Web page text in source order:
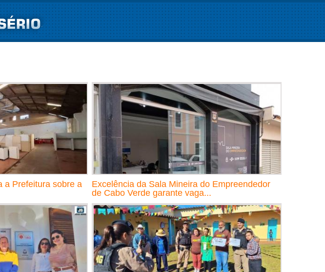
a Prefeitura sobre a
Excelência da Sala Mineira do Empreendedor
de Cabo Verde garante vaga...